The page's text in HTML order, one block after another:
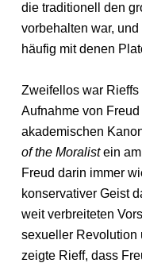
die traditionell den
vorbehalten war,
häufig mit denen
Zweifellos war
Aufnahme von
akademischen
of the Moralistein
Freud darin immer
konservativer Geist
weit verbreiteten
sexueller Revolution
zeigte Rieff, dass